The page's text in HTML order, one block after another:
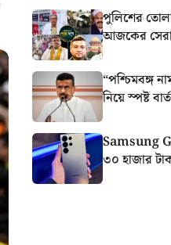
পুলিশের
আজকের
“পশ্চিমবঙ্গ
নিয়ে স্পষ্ট
Samsung
৩০ হাজার